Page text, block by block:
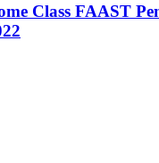
Class FAAST